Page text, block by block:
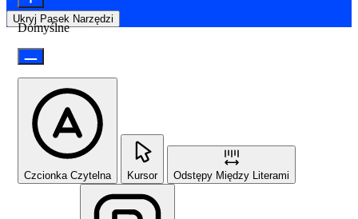
Ukryj Pasek Narzędzi
Domyślne
Czcionka Czytelna Kursor Odstępy Między Literami